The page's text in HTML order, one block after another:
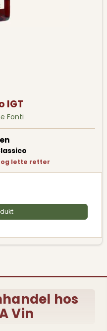
IGT
Fonti
lette retter
hos
Vin